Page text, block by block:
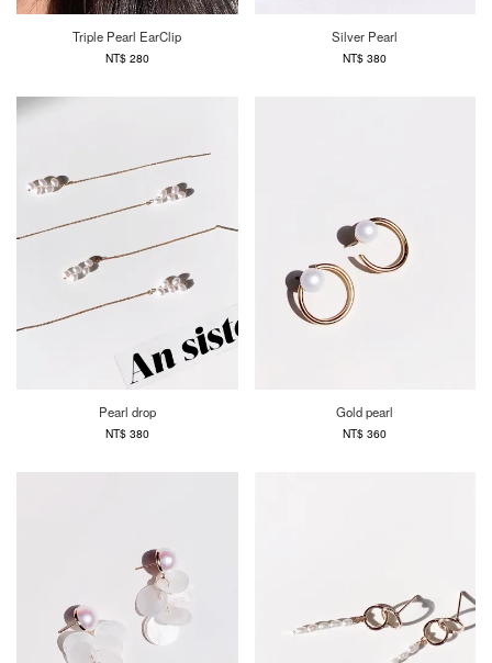
Triple Pearl EarClip
NT$ 280
Silver Pearl
NT$ 380
Pearl drop
NT$ 380
Gold pearl
NT$ 360